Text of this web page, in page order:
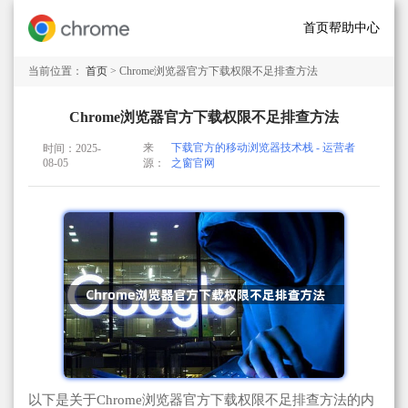
首页帮助中心
当前位置： 首页 > Chrome浏览器官方下载权限不足排查方法
Chrome浏览器官方下载权限不足排查方法
时间：2025-
08-05
来
源：
下载官方的移动浏览器技术栈 - 运营者
之窗官网
以下是关于Chrome浏览器官方下载权限不足排查方法的内